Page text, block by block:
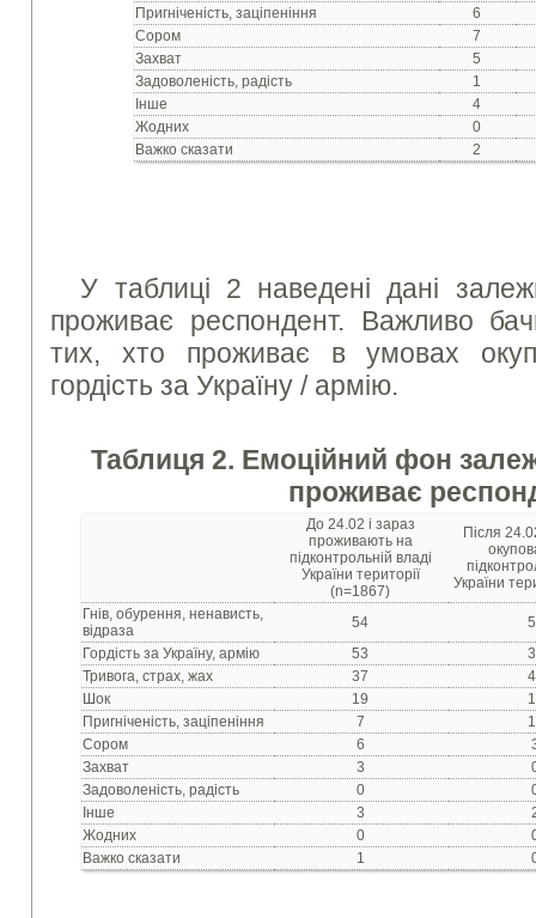
Пригніченість, заціпеніння
6
Сором
7
Захват
5
Задоволеність, радість
1
Інше
4
Жодних
0
Важко сказати
2
У таблиці 2 наведені дані
проживає респондент. Важливо
тих, хто проживає в умовах
гордість за Україну / армію.
Таблиця 2. Емоційний фон
проживає
До 24.02 і зараз
проживають на
підконтрольній владі
України території
(n=1867)
Після
України
Гнів, обурення, ненависть,
відраза
54
Гордість за Україну, армію
53
Тривога, страх, жах
37
Шок
19
Пригніченість, заціпеніння
7
Сором
6
Захват
3
Задоволеність, радість
0
Інше
3
Жодних
0
Важко сказати
1